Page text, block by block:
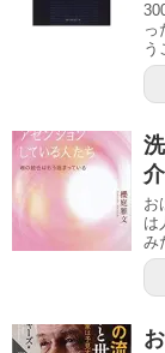
っ
う
介
お
は
み